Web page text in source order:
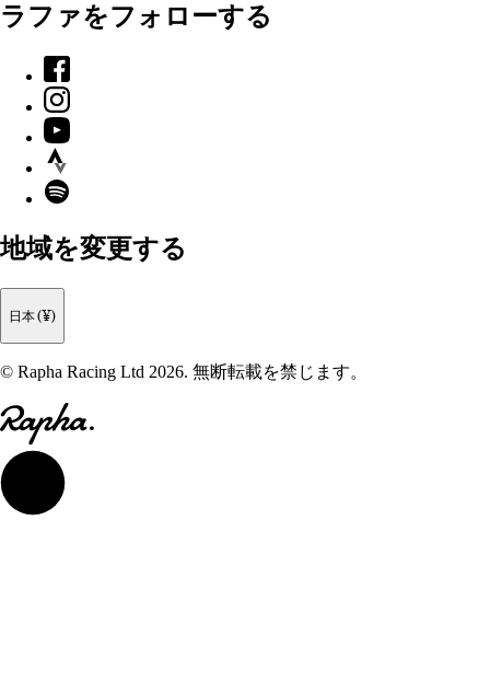
ラファをフォローする
Facebook
Instagram
YouTube
Strava
Spotify
地域を変更する
日本 (¥)
© Rapha Racing Ltd 2026. 無断転載を禁じます。